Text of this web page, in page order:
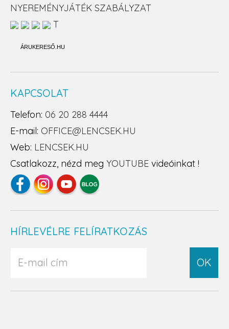
NYEREMÉNYJÁTÉK SZABÁLYZAT
T
ÁRUKERESŐ.HU
KAPCSOLAT
Telefon: 06 20 288 4444
E-mail: OFFICE@LENCSEK.HU
Web: LENCSEK.HU
Csatlakozz, nézd meg YOUTUBE videóinkat !
HÍRLEVÉLRE FELÍRATKOZÁS
OK